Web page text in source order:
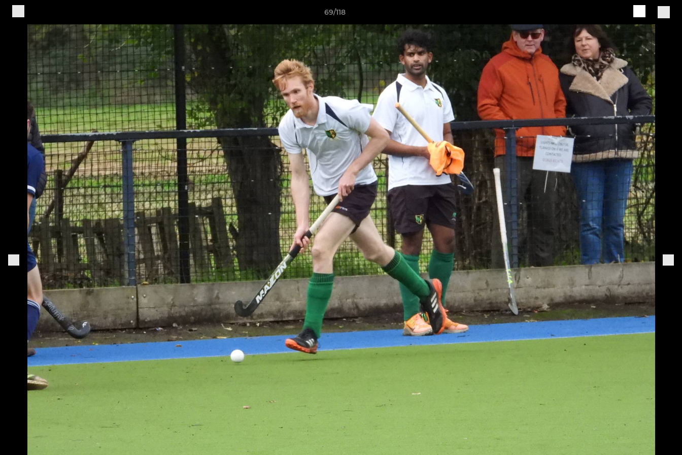
69/118